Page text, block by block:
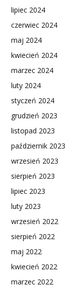
lipiec 2024
czerwiec 2024
maj 2024
kwiecień 2024
marzec 2024
luty 2024
styczeń 2024
grudzień 2023
listopad 2023
październik 2023
wrzesień 2023
sierpień 2023
lipiec 2023
luty 2023
wrzesień 2022
sierpień 2022
maj 2022
kwiecień 2022
marzec 2022